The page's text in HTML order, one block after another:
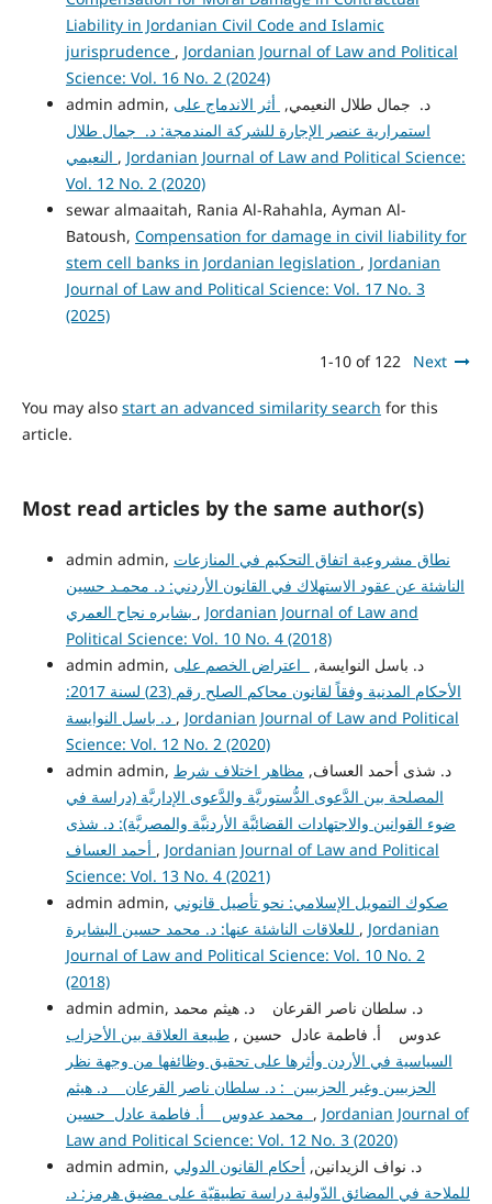
Liability in Jordanian Civil Code and Islamic
jurisprudence , Jordanian Journal of Law and Political
Science: Vol. 16 No. 2 (2024)
admin admin, د. جمال طلال النعيمي, أثر الاندماج على
استمرارية عنصر الإجارة للشركة المندمجة: د. جمال طلال
, Jordanian Journal of Law and Political Science:
Vol. 12 No. 2 (2020)
sewar almaaitah, Rania Al-Rahahla, Ayman Al-
Batoush, Compensation for damage in civil liability for
stem cell banks in Jordanian legislation , Jordanian
Journal of Law and Political Science: Vol. 17 No. 3
(2025)
1-10 of 122 Next
You may also start an advanced similarity search for this
article.
Most read articles by the same author(s)
admin admin, نطاق مشروعية اتفاق التحكيم في المنازعات
الناشئة عن عقود الاستهلاك في القانون الأردني: د. محمـد حسين
, Jordanian Journal of Law and
Political Science: Vol. 10 No. 4 (2018)
admin admin, د. باسل النوايسة,
اعتراض الخصم على
الأحكام المدنية وفقاً لقانون محاكم الصلح رقم (23) لسنة 2017:
د. باسل النوايسة , Jordanian Journal of Law and Political
Science: Vol. 12 No. 2 (2020)
admin admin, د. شذى أحمد العساف, مظاهر اختلاف شرط
المصلحة بين الدَّعوى الدُّستوريَّة والدَّعوى الإداريَّة (دراسة في
ضوء القوانين والاجتهادات القضائيَّة الأردنيَّة والمصريَّة): د. شذى
, Jordanian Journal of Law and Political
Science: Vol. 13 No. 4 (2021)
admin admin, صكوك التمويل الإسلامي: نحو تأصيل قانوني
, Jordanian
Journal of Law and Political Science: Vol. 10 No. 2
(2018)
admin admin, د. سلطان ناصر القرعان د. هيثم محمد
عدوس أ. فاطمة عادل حسين ,طبيعة العلاقة بين الأحزاب
السياسية في الأردن وأثرها على تحقيق وظائفها من وجهة نظر
الحزبيين وغير الحزبيين : د. سلطان ناصر القرعان د. هيثم
, Jordanian Journal of
Law and Political Science: Vol. 12 No. 3 (2020)
admin admin, د. نواف الزيدانين, أحكام القانون الدولي
للملاحة في المضائق الدّولية دراسة تطبيقيّة على مضيق هرمز: د.